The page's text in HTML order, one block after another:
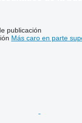
publicación
Más caro en parte